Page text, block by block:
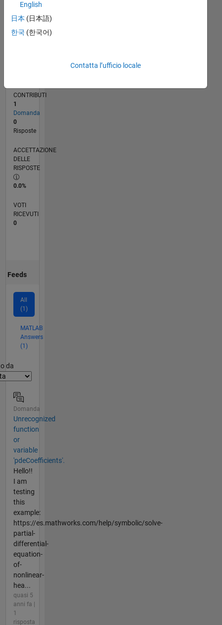
RANK
97.371
CONTRIBUTI
1
Domanda
0
Risposte
ACCETTAZIONE
DELLE
RISPOSTE
0.0%
VOTI
RICEVUTI
0
Feeds
All
(1)
MATLAB
Answers
(1)
da
Domanda
Unrecognized
function
or
variable
'pdeCoefficients'.
Hello!!
I am
testing
this
example:
https://es.mathworks.com/help/symbolic/solve-
partial-
differential-
equation-
of-
nonlinear-
hea...
quasi 5
anni fa |
1
risposta
English
日本 (日本語)
한국 (한국어)
Contatta l’ufficio locale